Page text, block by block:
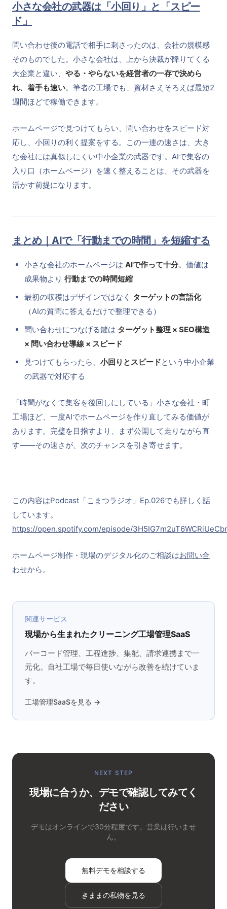
小さな会社の武器は「小回り」と「スピー
ド」
問い合わせ後の電話で相手に刺さったのは、会社の規模感
そのものでした。小さな会社は、上から決裁が降りてくる
大企業と違い、 やる・やらないを経営者の一存で決めら
れ、着手も速い。筆者の工場でも、資材さえそろえば最短2
週間ほどで稼働できます。
ホームページで見つけてもらい、問い合わせをスピード対
応し、小回りの利く提案をする。この一連の速さは、大き
な会社には真似しにくい中小企業の武器です。AIで集客の
入り口（ホームページ）を速く整えることは、その武器を
活かす前提になります。
まとめ｜AIで「行動までの時間」を短縮する
小さな会社のホームページは AIで作って十分。価値は
成果物より 行動までの時間短縮
最初の収穫はデザインではなく ターゲットの言語化
（AIの質問に答えるだけで整理できる）
問い合わせにつなげる鍵は ターゲット整理 × SEO構造
× 問い合わせ導線 × スピード
見つけてもらったら、 小回りとスピードという中小企業
の武器で対応する
「時間がなくて集客を後回しにしている」小さな会社・町
工場ほど、一度AIでホームページを作り直してみる価値が
あります。完璧を目指すより、まず公開して走りながら直
す——その速さが、次のチャンスを引き寄せます。
この内容はPodcast「こまつラジオ」Ep.026でも詳しく話
しています。
https://open.spotify.com/episode/
ホームページ制作・現場のデジタル化のご相談はお問い合
わせから。
関連サービス
現場から生まれたクリーニング工場管理SaaS
バーコード管理、工程進捗、集配、請求連携まで一
元化。自社工場で毎日使いながら改善を続けていま
す。
工場管理SaaSを見る →
NEXT STEP
現場に合うか、デモで確認してみてく
ださい
デモはオンラインで30分程度です。営業は行いませ
ん。
無料デモを相談する
きままの私物を見る